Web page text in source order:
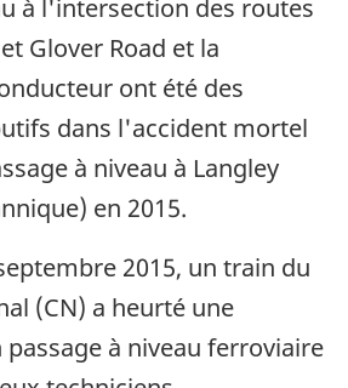
à l'intersection des routes
Glover Road et la
ont été des
dans l'accident mortel
à niveau à Langley
en 2015.
2015, un train du
(CN) a heurté une
à niveau ferroviaire